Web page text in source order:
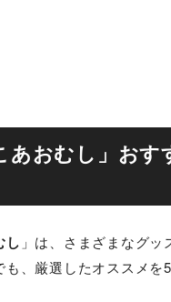
あおむし」おす
し 」は、さまざまなグッ
も、厳選したオススメを